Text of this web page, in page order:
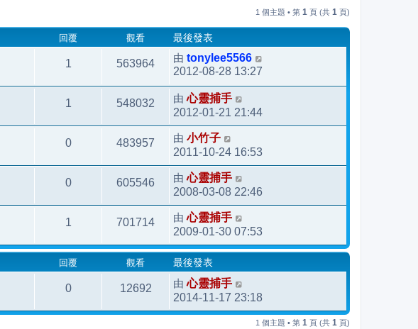
1 個主題 • 第 1 頁 (共 1 頁)
回覆 觀看 最後發表
1 563964 由 tonylee5566
2012-08-28 13:27
1 548032 由心靈捕手
2012-01-21 21:44
0 483957 由 小竹子
2011-10-24 16:53
0 605546 由心靈捕手
2008-03-08 22:46
1 701714 由心靈捕手
2009-01-30 07:53
回覆 觀看 最後發表
0 12692 由心靈捕手
2014-11-17 23:18
1 個主題 • 第 1 頁 (共 1 頁)